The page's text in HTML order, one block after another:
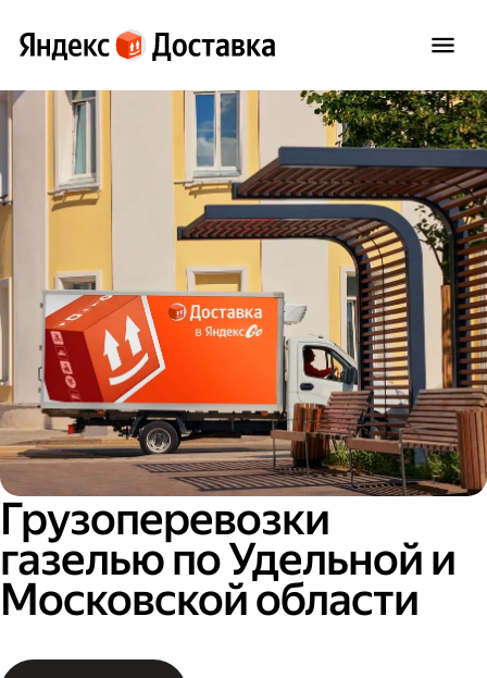
Грузоперевозки
газелью по Удельной и
Московской области